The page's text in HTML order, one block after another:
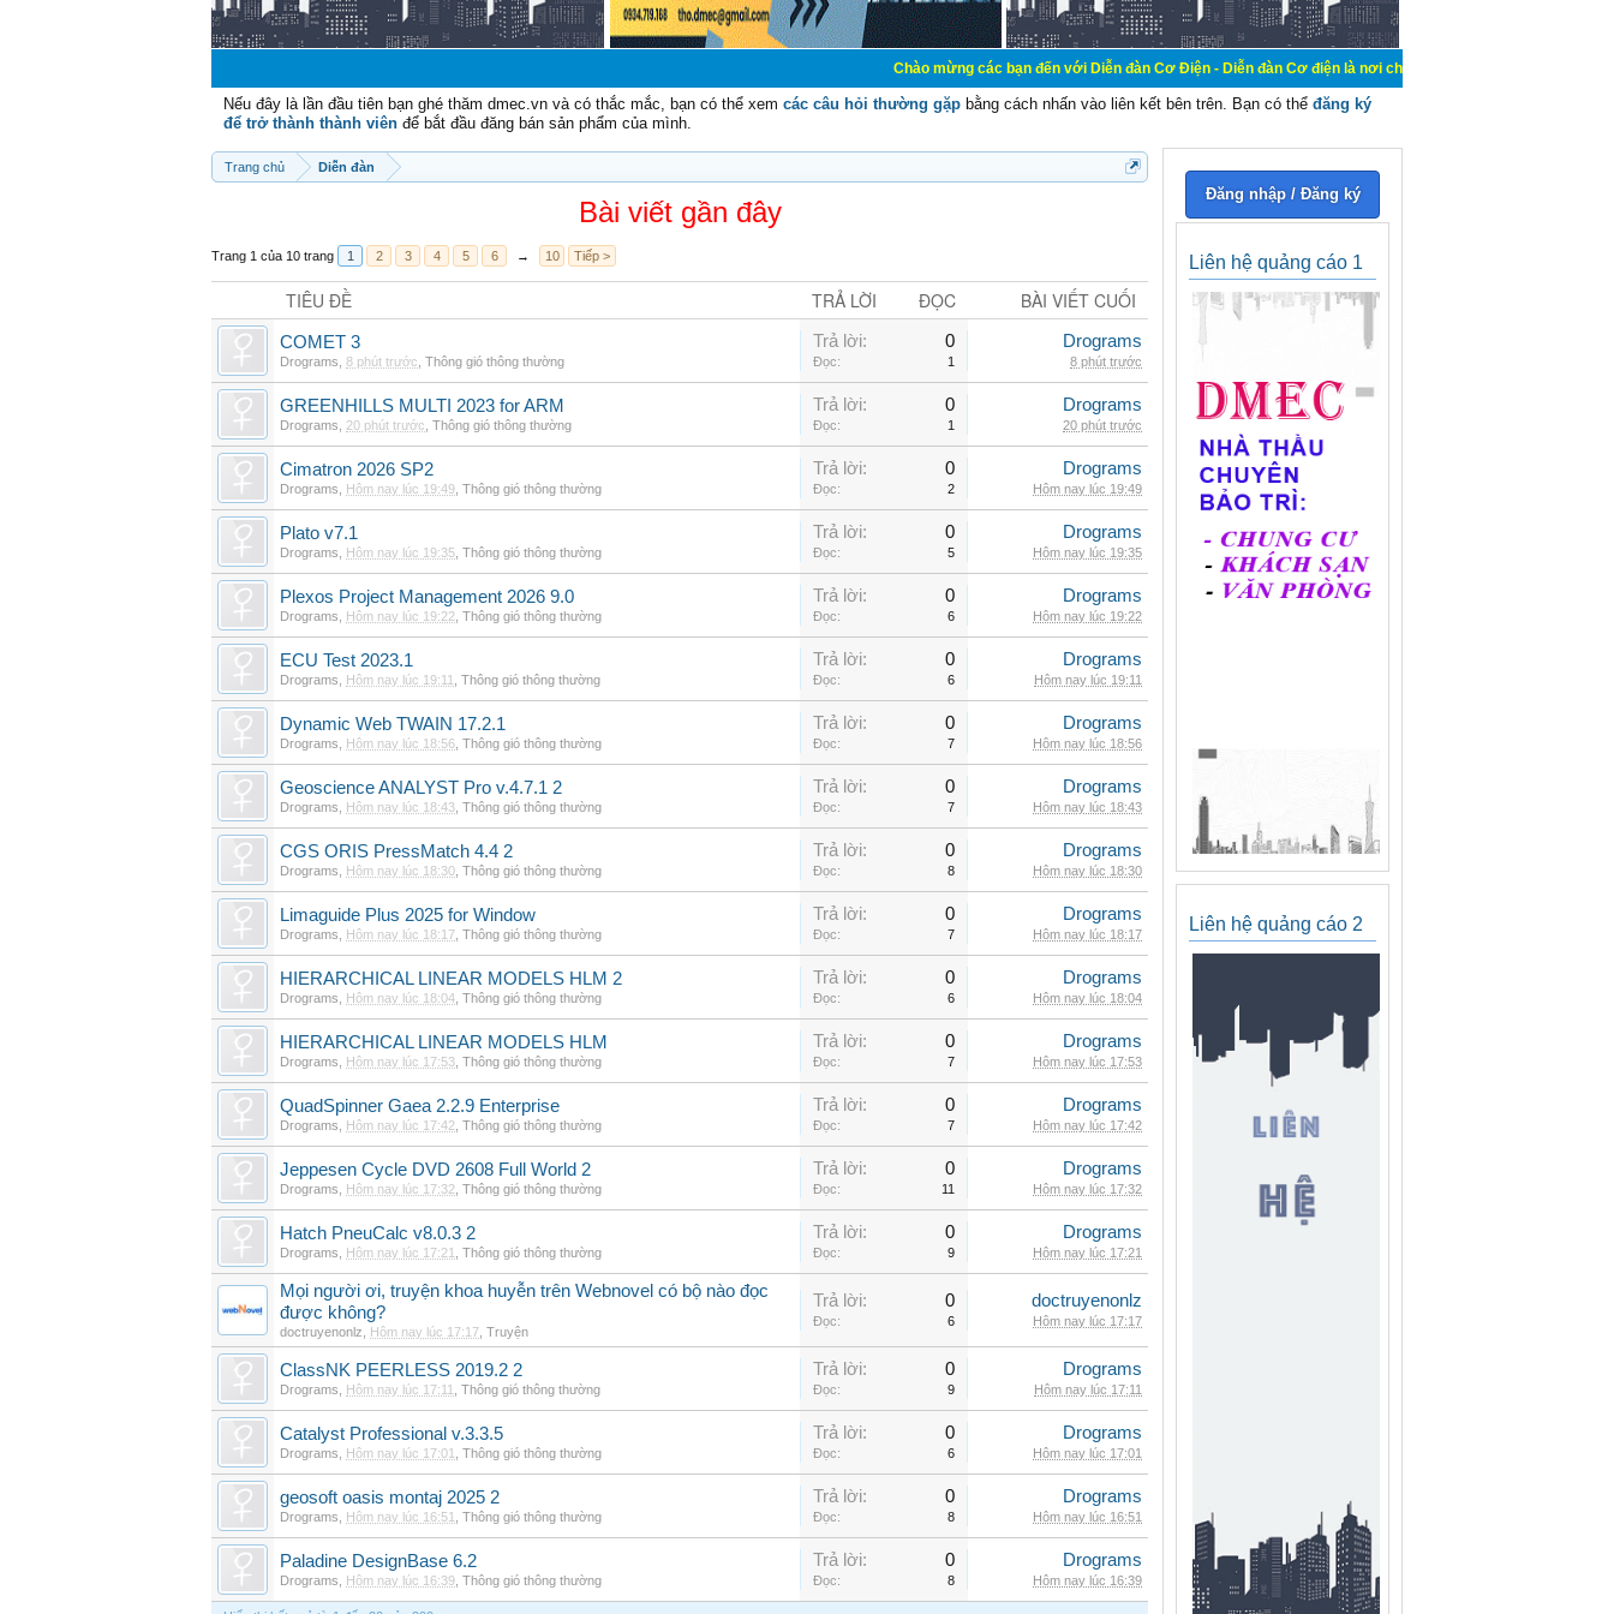
Chào mừng các bạn đến với Diễn đàn Cơ Điện - Diễn đàn Cơ điện là nơi chia sẽ kiến thức kinh nghiệm trong lãnh
Nếu đây là lần đầu tiên bạn ghé thăm dmec.vn và có thắc mắc, bạn có thể xem các câu hỏi thường gặp bằng cách nhấn vào liên kết bên trên. Bạn có thể đăng ký
để trở thành thành viên để bắt đầu đăng bán sản phẩm của mình.
Trang chủ Diễn đàn
Bài viết gần đây
Trang 1 của 10 trang 1 2 3 4 5 6 → 10 Tiếp >
TIÊU ĐỀ TRẢ LỜI ĐỌC BÀI VIẾT CUỐI
COMET 3
Drograms 8 phút trước Thông gió thông thường
Trả lời: 0
Đọc: 1
Drograms
8 phút trước
GREENHILLS MULTI 2023 for ARM
Drograms 20 phút trước Thông gió thông thường
Trả lời: 0
Đọc: 1
Drograms
20 phút trước
Cimatron 2026 SP2
Drograms Hôm nay lúc 19:49 Thông gió thông thường
Trả lời: 0
Đọc: 2
Drograms
Hôm nay lúc 19:49
Plato v7.1
Drograms Hôm nay lúc 19:35 Thông gió thông thường
Trả lời: 0
Đọc: 5
Drograms
Hôm nay lúc 19:35
Plexos Project Management 2026 9.0
Drograms Hôm nay lúc 19:22 Thông gió thông thường
Trả lời: 0
Đọc: 6
Drograms
Hôm nay lúc 19:22
ECU Test 2023.1
Drograms Hôm nay lúc 19:11 Thông gió thông thường
Trả lời: 0
Đọc: 6
Drograms
Hôm nay lúc 19:11
Dynamic Web TWAIN 17.2.1
Drograms Hôm nay lúc 18:56 Thông gió thông thường
Trả lời: 0
Đọc: 7
Drograms
Hôm nay lúc 18:56
Geoscience ANALYST Pro v.4.7.1 2
Drograms Hôm nay lúc 18:43 Thông gió thông thường
Trả lời: 0
Đọc: 7
Drograms
Hôm nay lúc 18:43
CGS ORIS PressMatch 4.4 2
Drograms Hôm nay lúc 18:30 Thông gió thông thường
Trả lời: 0
Đọc: 8
Drograms
Hôm nay lúc 18:30
Limaguide Plus 2025 for Window
Drograms Hôm nay lúc 18:17 Thông gió thông thường
Trả lời: 0
Đọc: 7
Drograms
Hôm nay lúc 18:17
HIERARCHICAL LINEAR MODELS HLM 2
Drograms Hôm nay lúc 18:04 Thông gió thông thường
Trả lời: 0
Đọc: 6
Drograms
Hôm nay lúc 18:04
HIERARCHICAL LINEAR MODELS HLM
Drograms Hôm nay lúc 17:53 Thông gió thông thường
Trả lời: 0
Đọc: 7
Drograms
Hôm nay lúc 17:53
QuadSpinner Gaea 2.2.9 Enterprise
Drograms Hôm nay lúc 17:42 Thông gió thông thường
Trả lời: 0
Đọc: 7
Drograms
Hôm nay lúc 17:42
Jeppesen Cycle DVD 2608 Full World 2
Drograms Hôm nay lúc 17:32 Thông gió thông thường
Trả lời: 0
Đọc: 11
Drograms
Hôm nay lúc 17:32
Hatch PneuCalc v8.0.3 2
Drograms Hôm nay lúc 17:21 Thông gió thông thường
Trả lời: 0
Đọc: 9
Drograms
Hôm nay lúc 17:21
Mọi người ơi, truyện khoa huyễn trên Webnovel có bộ nào đọc
được không?
doctruyenonlz Hôm nay lúc 17:17 Truyện
Trả lời: 0
Đọc: 6
doctruyenonlz
Hôm nay lúc 17:17
ClassNK PEERLESS 2019.2 2
Drograms Hôm nay lúc 17:11 Thông gió thông thường
Trả lời: 0
Đọc: 9
Drograms
Hôm nay lúc 17:11
Catalyst Professional v.3.3.5
Drograms Hôm nay lúc 17:01 Thông gió thông thường
Trả lời: 0
Đọc: 6
Drograms
Hôm nay lúc 17:01
geosoft oasis montaj 2025 2
Drograms Hôm nay lúc 16:51 Thông gió thông thường
Trả lời: 0
Đọc: 8
Drograms
Hôm nay lúc 16:51
Paladine DesignBase 6.2
Drograms Hôm nay lúc 16:39 Thông gió thông thường
Trả lời: 0
Đọc: 8
Drograms
Hôm nay lúc 16:39
Đăng nhập / Đăng ký
Liên hệ quảng cáo 1
Liên hệ quảng cáo 2